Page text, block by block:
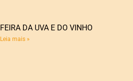
FEIRA DA UVA E DO VINHO
Leia mais »